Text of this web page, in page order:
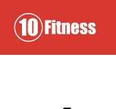
contenido
Saltar